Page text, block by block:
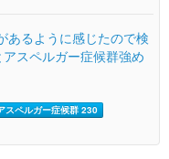
あるように感じたので検
スペルガー症候群強め
スペルガー症候群 230